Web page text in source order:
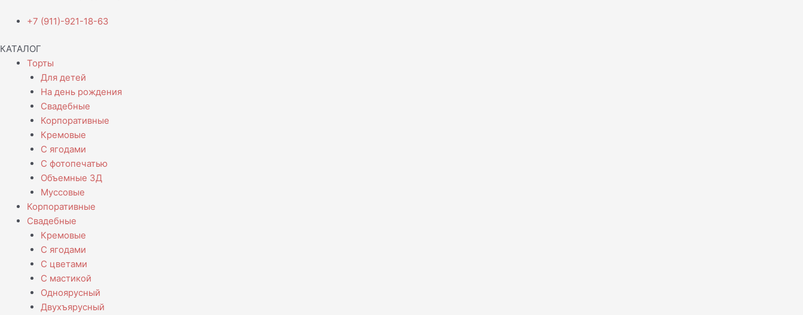
+7 (911)-921-18-63
КАТАЛОГ
Торты
Для детей
На день рождения
Свадебные
Корпоративные
Кремовые
С ягодами
С фотопечатью
Объемные 3Д
Муссовые
Корпоративные
Свадебные
Кремовые
С ягодами
С цветами
С мастикой
Одноярусный
Двухъярусный